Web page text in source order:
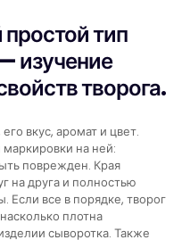
тип
изучение
творога.
вкус, аромат и цвет.
на ней:
поврежден. Края
на друга и полностью
Если все в порядке, творог
плотна
сыворотка. Также